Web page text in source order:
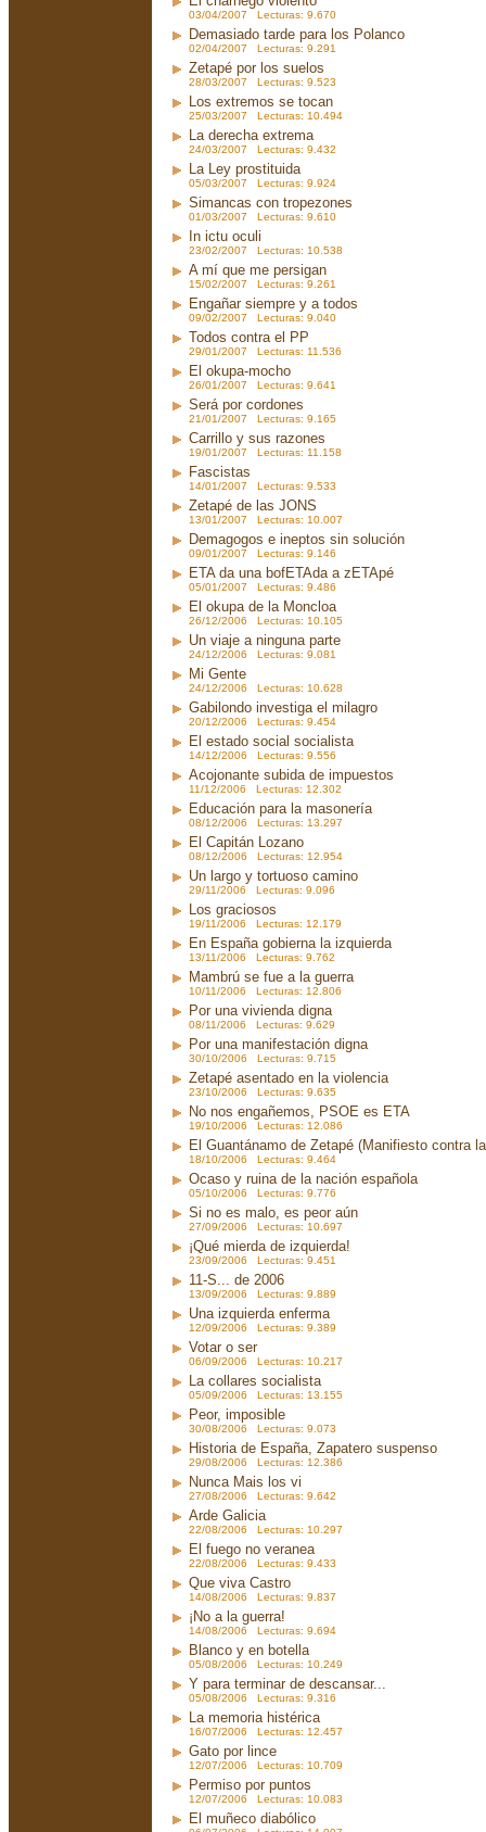
03/04/2007 Lecturas: 9.670
Demasiado tarde para los Polanco
02/04/2007 Lecturas: 9.291
Zetapé por los suelos
28/03/2007 Lecturas: 9.523
Los extremos se tocan
25/03/2007 Lecturas: 10.494
La derecha extrema
24/03/2007 Lecturas: 9.432
La Ley prostituida
05/03/2007 Lecturas: 9.924
Simancas con tropezones
01/03/2007 Lecturas: 9.610
In ictu oculi
23/02/2007 Lecturas: 10.538
A mí que me persigan
15/02/2007 Lecturas: 9.261
Engañar siempre y a todos
09/02/2007 Lecturas: 9.040
Todos contra el PP
29/01/2007 Lecturas: 11.536
El okupa-mocho
26/01/2007 Lecturas: 9.641
Será por cordones
21/01/2007 Lecturas: 9.165
Carrillo y sus razones
19/01/2007 Lecturas: 11.158
Fascistas
14/01/2007 Lecturas: 9.533
Zetapé de las JONS
13/01/2007 Lecturas: 10.007
Demagogos e ineptos sin solución
09/01/2007 Lecturas: 9.146
ETA da una bofETAda a zETApé
05/01/2007 Lecturas: 9.486
El okupa de la Moncloa
26/12/2006 Lecturas: 10.105
Un viaje a ninguna parte
24/12/2006 Lecturas: 9.081
Mi Gente
24/12/2006 Lecturas: 10.628
Gabilondo investiga el milagro
20/12/2006 Lecturas: 9.454
El estado social socialista
14/12/2006 Lecturas: 9.556
Acojonante subida de impuestos
11/12/2006 Lecturas: 12.302
Educación para la masonería
08/12/2006 Lecturas: 13.297
El Capitán Lozano
08/12/2006 Lecturas: 12.954
Un largo y tortuoso camino
29/11/2006 Lecturas: 9.096
Los graciosos
19/11/2006 Lecturas: 12.179
En España gobierna la izquierda
13/11/2006 Lecturas: 9.762
Mambrú se fue a la guerra
10/11/2006 Lecturas: 12.806
Por una vivienda digna
08/11/2006 Lecturas: 9.629
Por una manifestación digna
30/10/2006 Lecturas: 9.715
Zetapé asentado en la violencia
23/10/2006 Lecturas: 9.635
No nos engañemos, PSOE es ETA
19/10/2006 Lecturas: 12.086
El Guantánamo de Zetapé (Manifiesto contra
18/10/2006 Lecturas: 9.464
Ocaso y ruina de la nación española
05/10/2006 Lecturas: 9.776
Si no es malo, es peor aún
27/09/2006 Lecturas: 10.697
¡Qué mierda de izquierda!
23/09/2006 Lecturas: 9.451
11-S... de 2006
13/09/2006 Lecturas: 9.889
Una izquierda enferma
12/09/2006 Lecturas: 9.389
Votar o ser
06/09/2006 Lecturas: 10.217
La collares socialista
05/09/2006 Lecturas: 13.155
Peor, imposible
30/08/2006 Lecturas: 9.073
Historia de España, Zapatero suspenso
29/08/2006 Lecturas: 12.386
Nunca Mais los vi
27/08/2006 Lecturas: 9.642
Arde Galicia
22/08/2006 Lecturas: 10.297
El fuego no veranea
22/08/2006 Lecturas: 9.433
Que viva Castro
14/08/2006 Lecturas: 9.837
¡No a la guerra!
14/08/2006 Lecturas: 9.694
Blanco y en botella
05/08/2006 Lecturas: 10.249
Y para terminar de descansar...
05/08/2006 Lecturas: 9.316
La memoria histérica
16/07/2006 Lecturas: 12.457
Gato por lince
12/07/2006 Lecturas: 10.709
Permiso por puntos
12/07/2006 Lecturas: 10.083
El muñeco diabólico